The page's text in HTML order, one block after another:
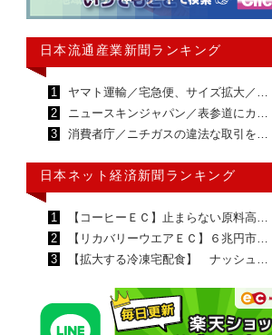
日本流通産業新聞ランキング
1
ヤマト運輸／宅急便、サイズ拡大／…
2
ニュースキンジャパン／表参道にカ…
3
消費者庁／ニチガスの違法な取引を…
日本ネット経済新聞ランキング
1
【コーヒーＥＣ】止まらない原料高…
2
【リカバリーウエアＥＣ】６兆円市…
3
【拡大する冷凍宅配食】 ナッシュ…